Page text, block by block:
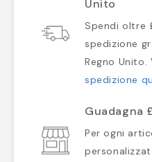
Unito
Spendi oltre
spedizione
Regno
spedizione
Guadagna
Per ogni